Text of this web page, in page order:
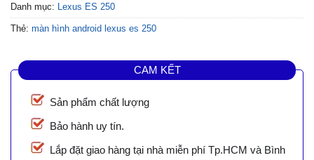
Danh mục: Lexus ES 250
Thẻ: màn hình android lexus es 250
CAM KẾT
Sản phẩm chất lượng
Bảo hành uy tín.
Lắp đặt giao hàng tại nhà miễn phí Tp.HCM và Bình